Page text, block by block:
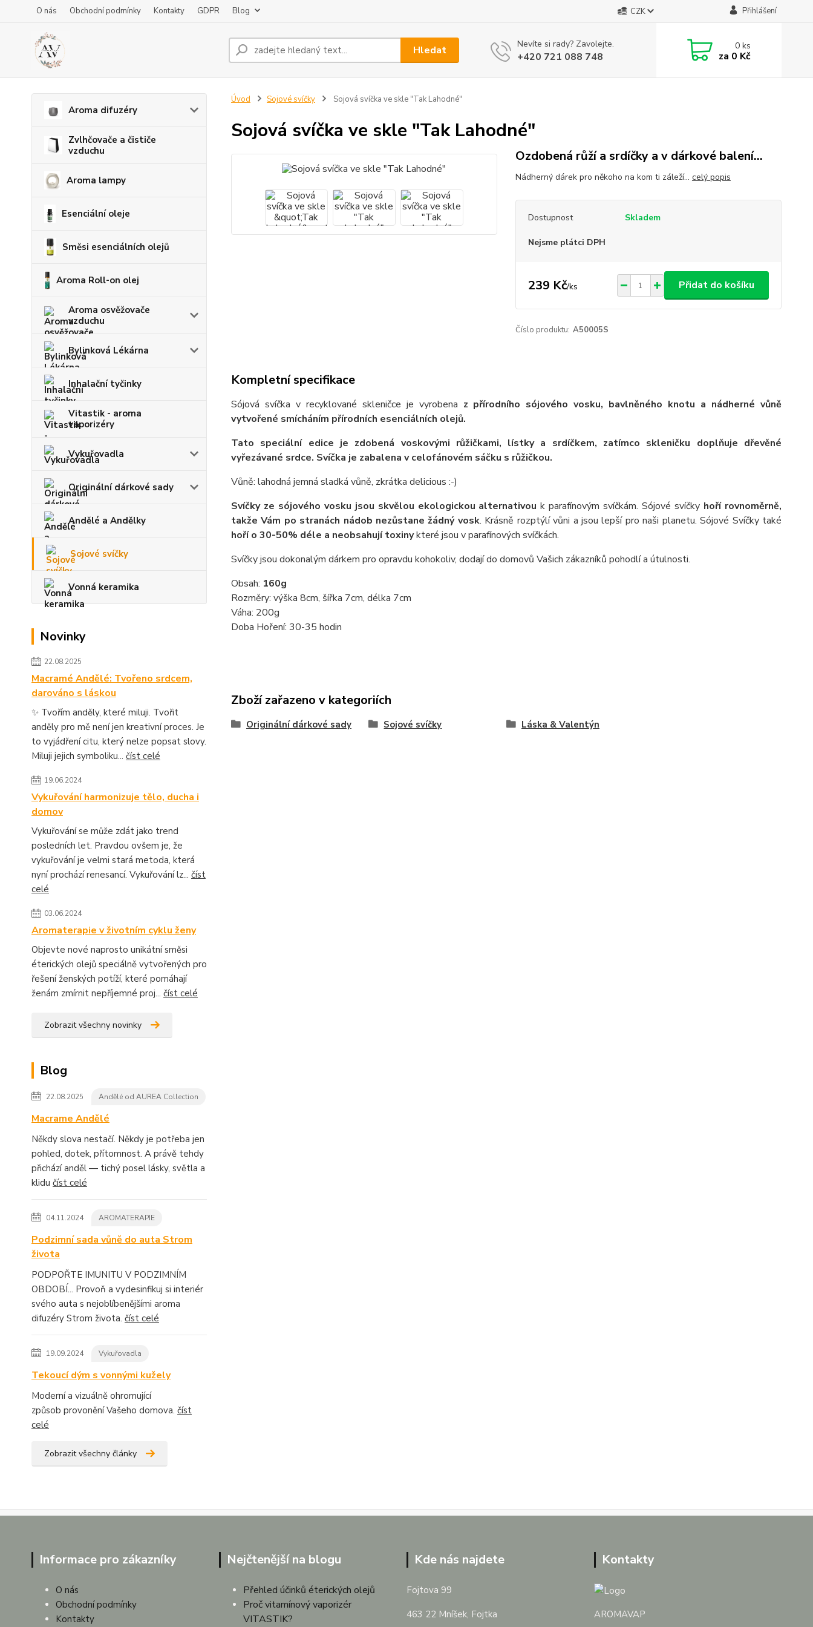
O nás Obchodní podmínky Kontakty GDPR Blog CZK Přihlášení
Hledat Nevíte si rady? Zavolejte.
+420 721 088 748
0ks
za 0 Kč
Aroma difuzéry
Zvlhčovače a čističe
vzduchu
Aroma lampy
Esenciální oleje
Směsi esenciálních olejů
Aroma Roll-on olej
Aroma osvěžovače
vzduchu
Bylinková Lékárna
Inhalační tyčinky
Vitastik - aroma
vaporizéry
Vykuřovadla
Originální dárkové sady
Andělé a Andělky
Sojové svíčky
Vonná keramika
Novinky
22.08.2025
Macramé Andělé: Tvořeno srdcem,
darováno s láskou
✨ Tvořím anděly, které miluji. Tvořit
anděly pro mě není jen kreativní proces. Je
to vyjádření citu, který nelze popsat slovy.
Miluji jejich symboliku... číst celé
19.06.2024
Vykuřování harmonizuje tělo, ducha i
domov
Vykuřování se může zdát jako trend
posledních let. Pravdou ovšem je, že
vykuřování je velmi stará metoda, která
nyní prochází renesancí. Vykuřování lz... číst
celé
03.06.2024
Aromaterapie v životním cyklu ženy
Objevte nové naprosto unikátní směsi
éterických olejů speciálně vytvořených pro
řešení ženských potíží, které pomáhají
ženám zmírnit nepříjemné proj... číst celé
Zobrazit všechny novinky
Blog
22.08.2025 Andělé od AUREA Collection
Macrame Andělé
Někdy slova nestačí. Někdy je potřeba jen
pohled, dotek, přítomnost. A právě tehdy
přichází anděl — tichý posel lásky, světla a
klidu číst celé
04.11.2024 AROMATERAPIE
Podzimní sada vůně do auta Strom
života
PODPOŘTE IMUNITU V PODZIMNÍM
OBDOBÍ... Provoň a vydesinfikuj si interiér
svého auta s nejoblíbenějšími aroma
difuzéry Strom života. číst celé
19.09.2024 Vykuřovadla
Tekoucí dým s vonnými kužely
Moderní a vizuálně ohromující
způsob provonění Vašeho domova. číst
celé
Zobrazit všechny články
Úvod Sojové svíčky Sojová svíčka ve skle "Tak Lahodné"
Sojová svíčka ve skle "Tak Lahodné"
Ozdobená růží a srdíčky a v dárkové balení...
Nádherný dárek pro někoho na kom ti záleží... celý popis
Dostupnost Skladem
Nejsme plátci DPH
239 Kč/ks Přidat do košíku
Číslo produktu: A50005S
Kompletní specifikace
Sójová svíčka v recyklované skleničce je vyrobena z přírodního sójového vosku, bavlněného knotu a nádherné vůně
vytvořené smícháním přírodních esenciálních olejů.
Tato speciální edice je zdobená voskovými růžičkami, lístky a srdíčkem, zatímco skleničku doplňuje dřevěné
vyřezávané srdce. Svíčka je zabalena v celofánovém sáčku s růžičkou.
Vůně: lahodná jemná sladká vůně, zkrátka delicious :-)
Svíčky ze sójového vosku jsou skvělou ekologickou alternativou k parafínovým svíčkám. Sójové svíčky hoří rovnoměrně,
takže Vám po stranách nádob nezůstane žádný vosk. Krásně rozptýlí vůni a jsou lepší pro naši planetu. Sójové Svíčky také
hoří o 30-50% déle a neobsahují toxinykteré jsou v parafínových svíčkách.
Svíčky jsou dokonalým dárkem pro opravdu kohokoliv, dodají do domovů Vašich zákazníků pohodlí a útulnosti.
Obsah: 160g
Rozměry: výška 8cm, šířka 7cm, délka 7cm
Váha: 200g
Doba Hoření: 30-35 hodin
Zboží zařazeno v kategoriích
Originální dárkové sady Sojové svíčky Láska & Valentýn
Informace pro zákazníky
O nás
Obchodní podmínky
Kontakty
Nejčtenější na blogu
Přehled účinků éterických olejů
Proč vitamínový vaporizér
VITASTIK?
Kde nás najdete
Fojtova 99
463 22 Mníšek, Fojtka
Kontakty
AROMAVAP